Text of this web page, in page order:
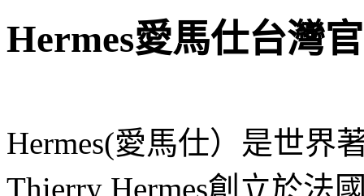
Hermes愛馬仕台灣
Hermes(愛馬仕）是世界
Thierry Hermes創立於法